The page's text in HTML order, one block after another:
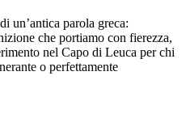
un’antica parola greca:
che portiamo con fierezza,
nel Capo di Leuca per chi
o perfettamente